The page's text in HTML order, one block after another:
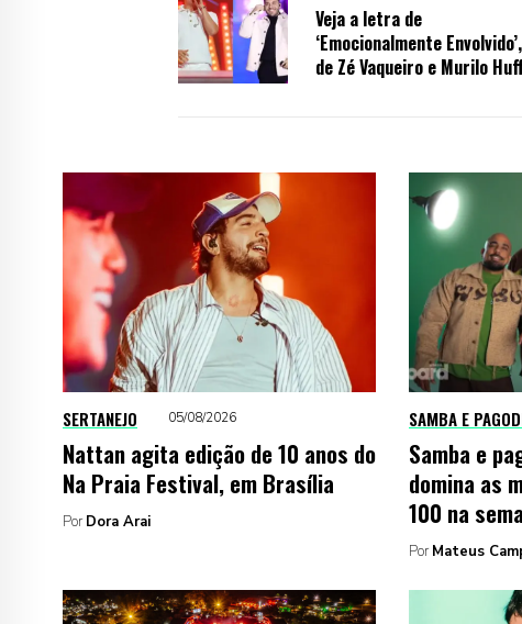
Veja a letra de
‘Emocionalmente Envolvido’,
de Zé Vaqueiro e Murilo
SERTANEJO 05/08/2026
Nattan agita edição de 10 anos do
Na Praia Festival, em Brasília
Por Dora Arai
SAMBA E
Samba e
domina as
100 na
Por Mateus